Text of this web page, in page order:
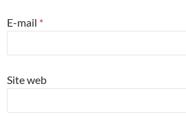
E-mail *
Site web